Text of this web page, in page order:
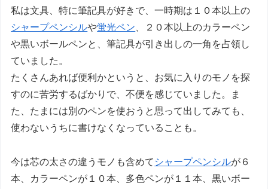
私は文具、特に筆記具が好きで、一時期は１０本以上の
シャープペンシルや蛍光ペン 、２０本以上のカラーペン
や黒いボールペンと、筆記具が引き出しの一角を占領し
ていました。
たくさんあれば便利かというと、お気に入りのモノを探
すのに苦労するばかりで、不便を感じていました。ま
た、たまには別のペンを使おうと思って出してみても、
使わないうちに書けなくなっていることも。
今は芯の太さの違うモノも含めて シャープペンシルが６
本、カラーペンが１０本、多色ペンが１１本、黒いボー